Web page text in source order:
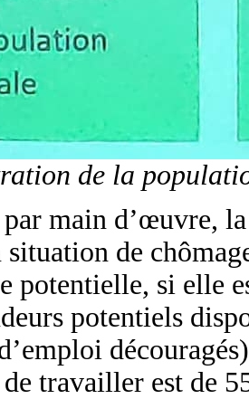
de la
main d’œuvre,
de
potentielle, si elle
potentiels
de travailler est de